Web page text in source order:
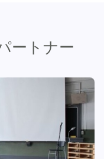
ートナー